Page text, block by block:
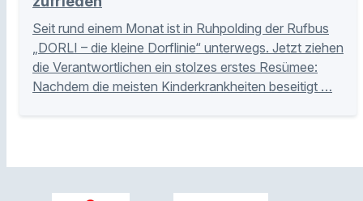
Seit rund einem Monat ist in Ruhpolding der Rufbus
„DORLI – die kleine Dorflinie“ unterwegs. Jetzt ziehen
die Verantwortlichen ein stolzes erstes Resümee:
Nachdem die meisten Kinderkrankheiten beseitigt …